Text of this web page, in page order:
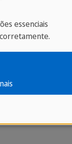
essenciais